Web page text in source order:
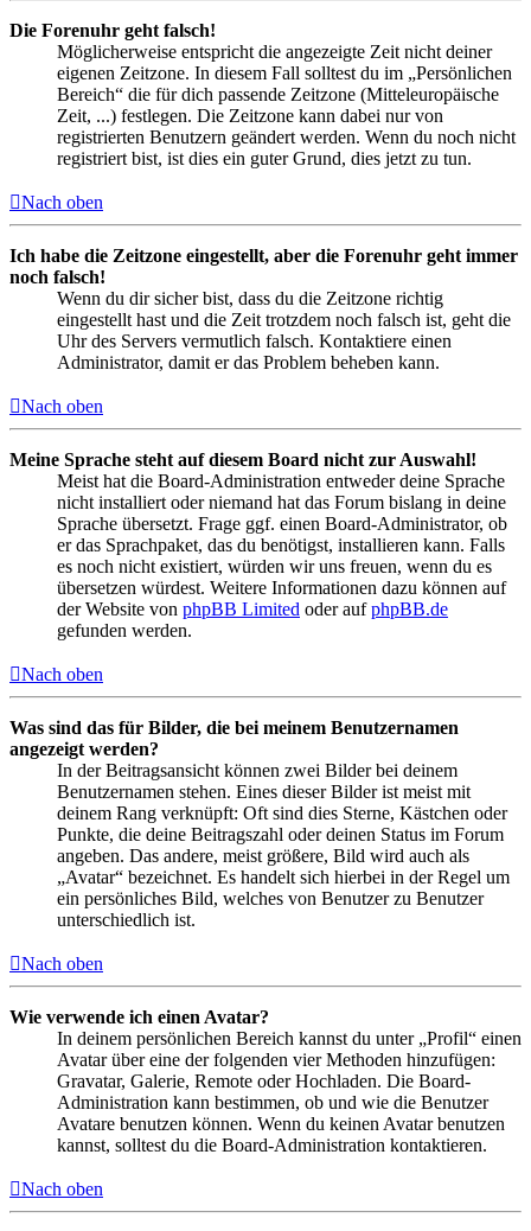
Die Forenuhr geht falsch!
Möglicherweise entspricht die angezeigte Zeit nicht deiner
eigenen Zeitzone. In diesem Fall solltest du im „Persönlichen
Bereich“ die für dich passende Zeitzone (Mitteleuropäische
Zeit, ...) festlegen. Die Zeitzone kann dabei nur von
registrierten Benutzern geändert werden. Wenn du noch nicht
registriert bist, ist dies ein guter Grund, dies jetzt zu tun.
Nach oben
Ich habe die Zeitzone eingestellt, aber die Forenuhr geht immer
noch falsch!
Wenn du dir sicher bist, dass du die Zeitzone richtig
eingestellt hast und die Zeit trotzdem noch falsch ist, geht die
Uhr des Servers vermutlich falsch. Kontaktiere einen
Administrator, damit er das Problem beheben kann.
Nach oben
Meine Sprache steht auf diesem Board nicht zur Auswahl!
Meist hat die Board-Administration entweder deine Sprache
nicht installiert oder niemand hat das Forum bislang in deine
Sprache übersetzt. Frage ggf. einen Board-Administrator, ob
er das Sprachpaket, das du benötigst, installieren kann. Falls
es noch nicht existiert, würden wir uns freuen, wenn du es
übersetzen würdest. Weitere Informationen dazu können auf
der Website von phpBB Limited oder aufphpBB.de
gefunden werden.
Nach oben
Was sind das für Bilder, die bei meinem Benutzernamen
angezeigt werden?
In der Beitragsansicht können zwei Bilder bei deinem
Benutzernamen stehen. Eines dieser Bilder ist meist mit
deinem Rang verknüpft: Oft sind dies Sterne, Kästchen oder
Punkte, die deine Beitragszahl oder deinen Status im Forum
angeben. Das andere, meist größere, Bild wird auch als
„Avatar“ bezeichnet. Es handelt sich hierbei in der Regel um
ein persönliches Bild, welches von Benutzer zu Benutzer
unterschiedlich ist.
Nach oben
Wie verwende ich einen Avatar?
In deinem persönlichen Bereich kannst du unter „Profil“ einen
Avatar über eine der folgenden vier Methoden hinzufügen:
Gravatar, Galerie, Remote oder Hochladen. Die Board-
Administration kann bestimmen, ob und wie die Benutzer
Avatare benutzen können. Wenn du keinen Avatar benutzen
kannst, solltest du die Board-Administration kontaktieren.
Nach oben